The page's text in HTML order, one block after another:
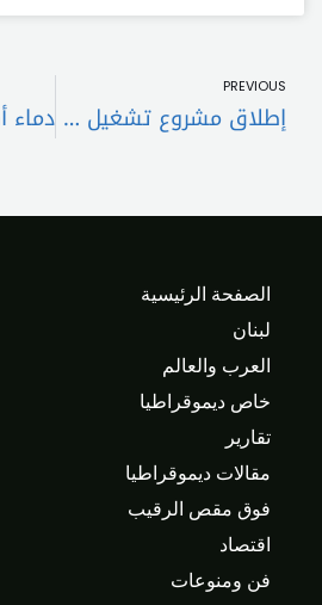
PREVIOUS
إطلاق مشروع تشغيل مطار القليعات: سلام يؤكد أنه ركيزة إنمائية واستراتيجية للشمال وللبنان
الصفحة الرئيسية
لبنان
العرب والعالم
خاص ديموقراطيا
تقارير
مقالات ديموقراطيا
فوق مقص الرقيب
اقتصاد
فن ومنوعات